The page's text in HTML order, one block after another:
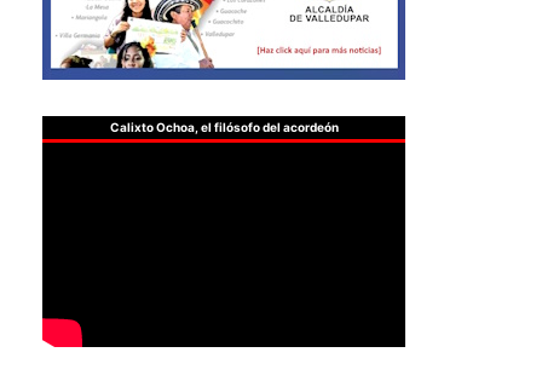
Calixto Ochoa, el filósofo del acordeón